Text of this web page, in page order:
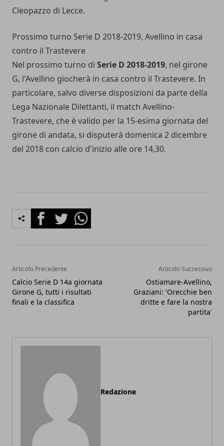
Cleopazzo di Lecce.
Prossimo turno Serie D 2018-2019, Avellino in casa
contro il Trastevere
Nel prossimo turno di Serie D 2018-2019, nel girone
G, l'Avellino giocherà in casa contro il Trastevere. In
particolare, salvo diverse disposizioni da parte della
Lega Nazionale Dilettanti, il match Avellino-
Trastevere, che è valido per la 15-esima giornata del
girone di andata, si disputerà domenica 2 dicembre
del 2018 con calcio d'inizio alle ore 14,30.
FacebookTwitterWhatsapp
Articolo Precedente
Calcio Serie D 14a giornata
Girone G, tutti i risultati
finali e la classifica
Articolo Successivo
Ostiamare-Avellino,
Graziani: 'Orecchie ben
dritte e fare la nostra
partita'
Redazione